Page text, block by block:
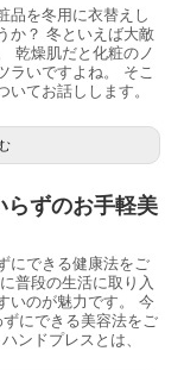
品を冬用に衣替えし
か？ 冬といえば大敵
乾燥肌だと化粧のノ
ラいですよね。 そこ
てお話しします。
らずのお手軽美
にできる健康法をご
普段の生活に取り入
いのが魅力です。 今
にできる美容法をご
ンドプレスとは、